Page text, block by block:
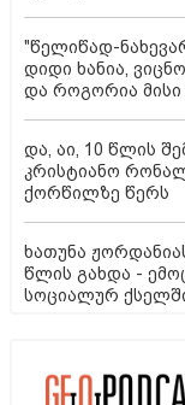
"წელიწად-
დიდი ხანია,
და როგორია მისი
და, აი, 10 წლის
კრისტიანო
ქორწილზე წერს
ხათუნა
წლის გახდა -
სოციალურ